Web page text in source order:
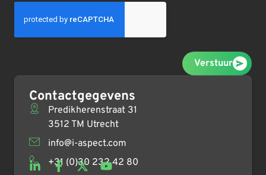
Verstuur
Contactgegevens
Predikherenstraat 31
3512 TM Utrecht
info@i-aspect.com
+31 (0)30 232 42 80